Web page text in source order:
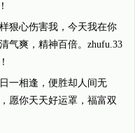
狠心伤害我，今天我在你
气爽，精神百倍。zhufu.33
一相逢，便胜却人间无
愿你天天好运罩，福富双